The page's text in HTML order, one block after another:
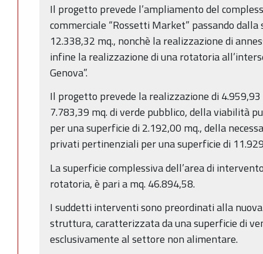
Il progetto prevede l’ampliamento del
commerciale “Rossetti Market” passando dalla
12.338,32 mq., nonchè la realizzazione di
infine la realizzazione di una rotatoria
Genova”.
Il progetto prevede la realizzazione di
7.783,39 mq. di verde pubblico, della viabilità
per una superficie di 2.192,00 mq., della
privati pertinenziali per una superficie di
La superficie complessiva dell’area di
rotatoria, è pari a mq. 46.894,58.
I suddetti interventi sono preordinati alla
struttura, caratterizzata da una superficie di
esclusivamente al settore non alimentare.